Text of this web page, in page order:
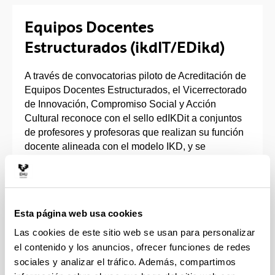
Esta página web usa cookies
Las cookies de este sitio web se usan para personalizar
el contenido y los anuncios, ofrecer funciones de redes
sociales y analizar el tráfico. Además, compartimos
Equipos Docentes
Estructurados (ikdIT/EDikd)
A través de convocatorias piloto de Acreditación de
Equipos Docentes Estructurados, el Vicerrectorado
de Innovación, Compromiso Social y Acción
Cultural reconoce con el sello edIKDit a conjuntos
de profesores y profesoras que realizan su función
docente alineada con el modelo IKD, y se
de coordinación y compromiso con el aprendizaje
de los estudiantes. En la convocatoria de 2018 se
este sello.
Equipos docentes estructurados reconocidos en la
Convocatoria 2018: